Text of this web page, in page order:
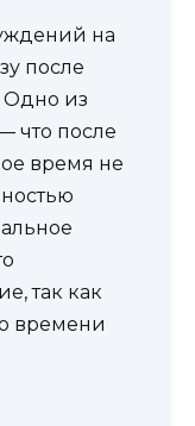
на
после
Одно из
что после
время не
так как
времени